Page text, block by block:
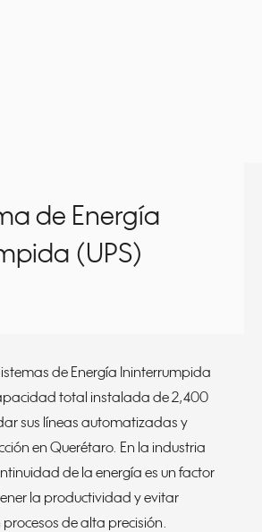
de Energía
(UPS)
de Energía Ininterrumpida
total instalada de 2,400
sus líneas automatizadas y
en Querétaro. En la industria
de la energía es un factor
la productividad y evitar
procesos de alta precisión.